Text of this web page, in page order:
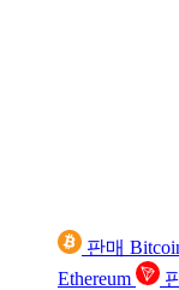
판매
Ethereum